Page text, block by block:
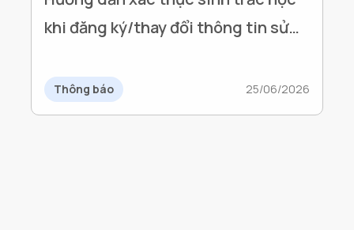
khi đăng ký/thay đổi thông tin sử
Thông báo 25/06/2026